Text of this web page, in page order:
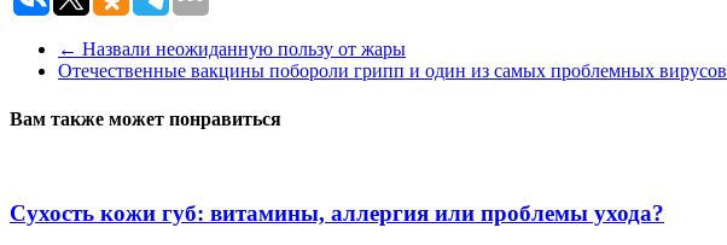
← Назвали неожиданную пользу от жары
Отечественные вакцины побороли грипп и один из самых проблемных вирусов
Вам также может понравиться
Сухость кожи губ: витамины, аллергия или проблемы ухода?